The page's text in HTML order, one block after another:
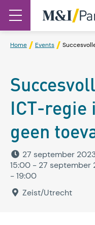
Home Events
ICT-regie
geen
27 september
15:00 - 27 september
- 19:00
Zeist/Utrecht